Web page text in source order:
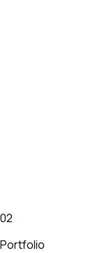
02
Portfolio